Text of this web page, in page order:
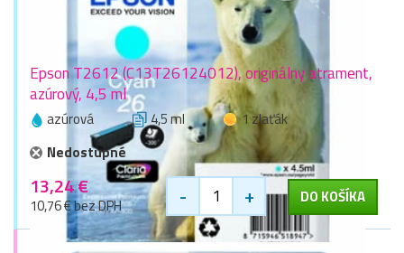
Epson T2612 (C13T26124012), originálny atrament,
azúrový, 4,5 ml
azúrová 4,5 ml
1 zlaťák
Nedostupné
13,24 €
10,76 € bez DPH - + DO KOŠÍKA